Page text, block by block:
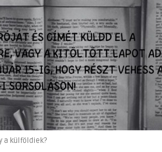
a külföldiek?